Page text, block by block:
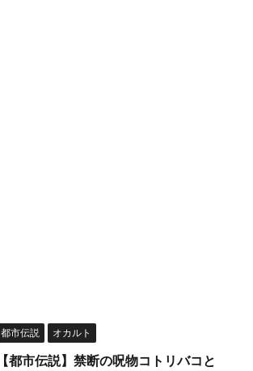
都市伝説 オカルト
【都市伝説】禁断の呪物コトリバコと